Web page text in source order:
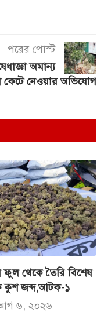
পরের পোস্ট
অমান্য
কেটে নেওয়ার অভিযোগ
ফুল থেকে তৈরি বিশেষ
কুশ জব্দ,আটক-১
৬, ২০২৬